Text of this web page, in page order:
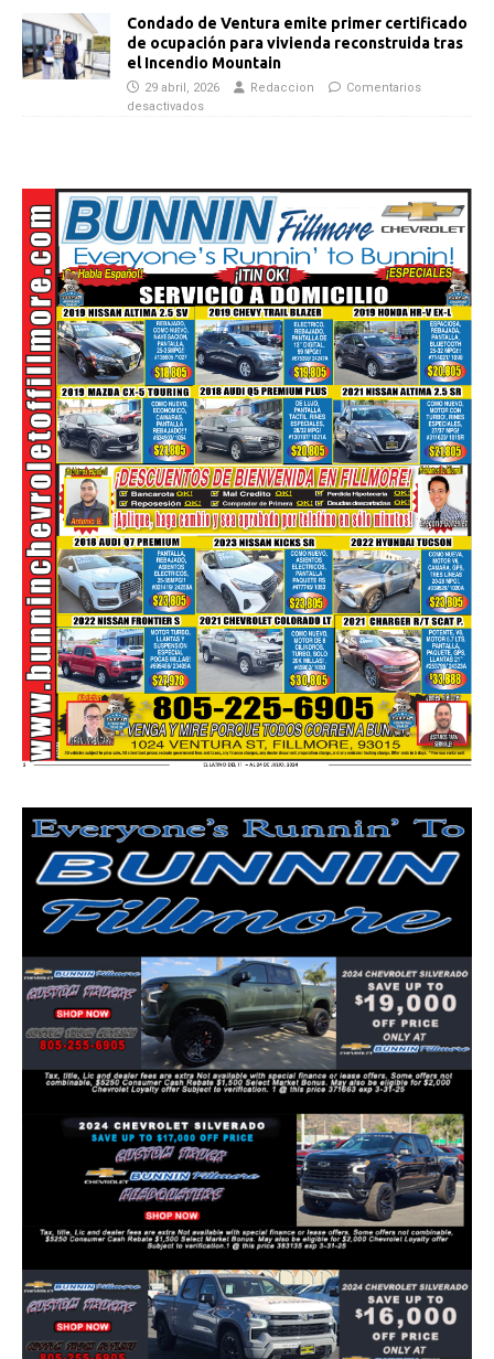
Condado de Ventura emite primer certificado
de ocupación para vivienda reconstruida tras
el Incendio Mountain
29 abril, 2026 Redaccion
Comentarios
desactivados